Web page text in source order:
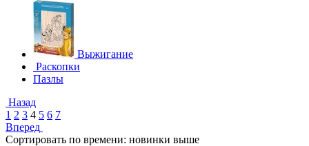
Выжигание
Раскопки
Пазлы
Назад
1 2 3 4 5 6 7
Вперед
Сортировать по времени: новинки выше